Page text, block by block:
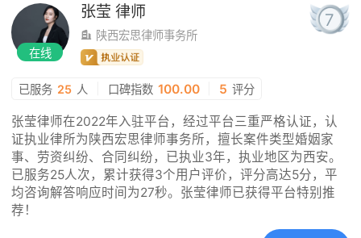
在线
张莹 律师
陕西宏思律师事务所
7
已服务 25 人 口碑指数 100.00 5 评分
张莹律师在2022年入驻平台，经过平台三重严格认证，认
证执业律所为陕西宏思律师事务所，擅长案件类型婚姻家
事、劳资纠纷、合同纠纷，已执业3年，执业地区为西安。
已服务25人次，累计获得3个用户评价，评分高达5分，平
均咨询解答响应时间为27秒。张莹律师已获得平台特别推
荐！